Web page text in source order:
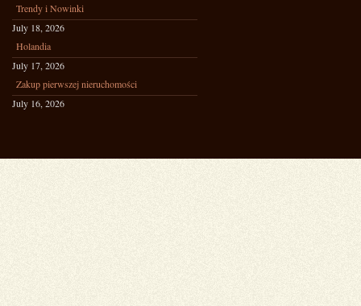
Trendy i Nowinki
July 18, 2026
Holandia
July 17, 2026
Zakup pierwszej nieruchomości
July 16, 2026